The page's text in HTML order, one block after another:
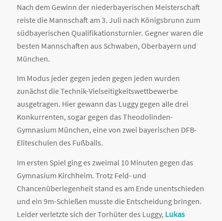
Nach dem Gewinn der niederbayerischen Meisterschaft
reiste die Mannschaft am 3. Juli nach Königsbrunn zum
südbayerischen Qualifikationsturnier. Gegner waren die
besten Mannschaften aus Schwaben, Oberbayern und
München.
Im Modus jeder gegen jeden gegen jeden wurden
zunächst die Technik-Vielseitigkeitswettbewerbe
ausgetragen. Hier gewann das Luggy gegen alle drei
Konkurrenten, sogar gegen das Theodolinden-
Gymnasium München, eine von zwei bayerischen DFB-
Eliteschulen des Fußballs.
Im ersten Spiel ging es zweimal 10 Minuten gegen das
Gymnasium Kirchheim. Trotz Feld- und
Chancenüberlegenheit stand es am Ende unentschieden
und ein 9m-Schießen musste die Entscheidung bringen.
Leider verletzte sich der Torhüter des Luggy, Lukas